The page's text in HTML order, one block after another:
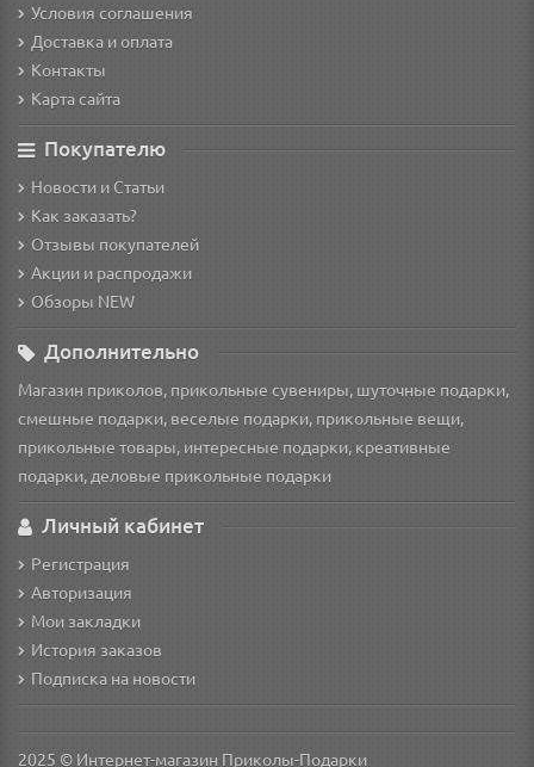
Условия соглашения
Доставка и оплата
Контакты
Карта сайта
Покупателю
Новости и Статьи
Как заказать?
Отзывы покупателей
Акции и распродажи
Обзоры NEW
Дополнительно
Магазин приколов, прикольные сувениры, шуточные подарки,
смешные подарки, веселые подарки, прикольные вещи,
прикольные товары, интересные подарки, креативные
подарки, деловые прикольные подарки
Личный кабинет
Регистрация
Авторизация
Мои закладки
История заказов
Подписка на новости
2025 © Интернет-магазин Приколы-Подарки